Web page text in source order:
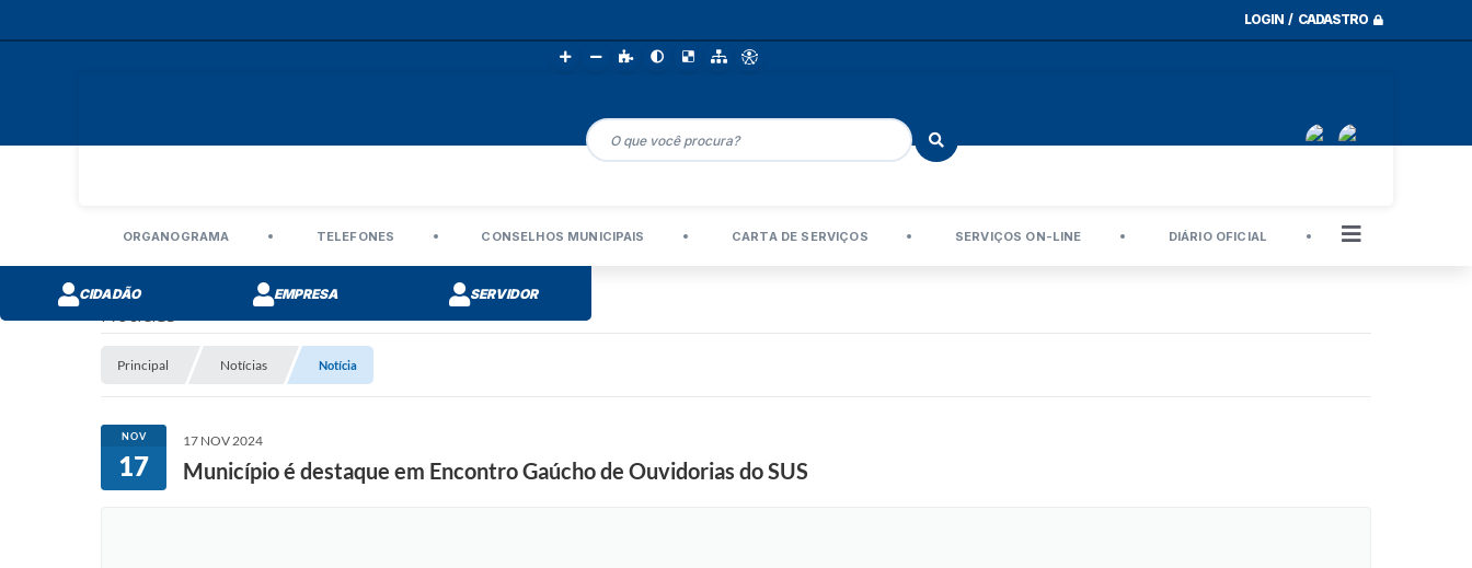
LOGIN / CADASTRO
ORGANOGRAMA TELEFONES CONSELHOS MUNICIPAIS CARTA DE SERVIÇOS SERVIÇOS ON-LINE DIÁRIO OFICIAL
CIDADÃO EMPRESA SERVIDOR
Principal Notícias Notícia
NOV
17
17 NOV 2024
Município é destaque em Encontro Gaúcho de Ouvidorias do SUS